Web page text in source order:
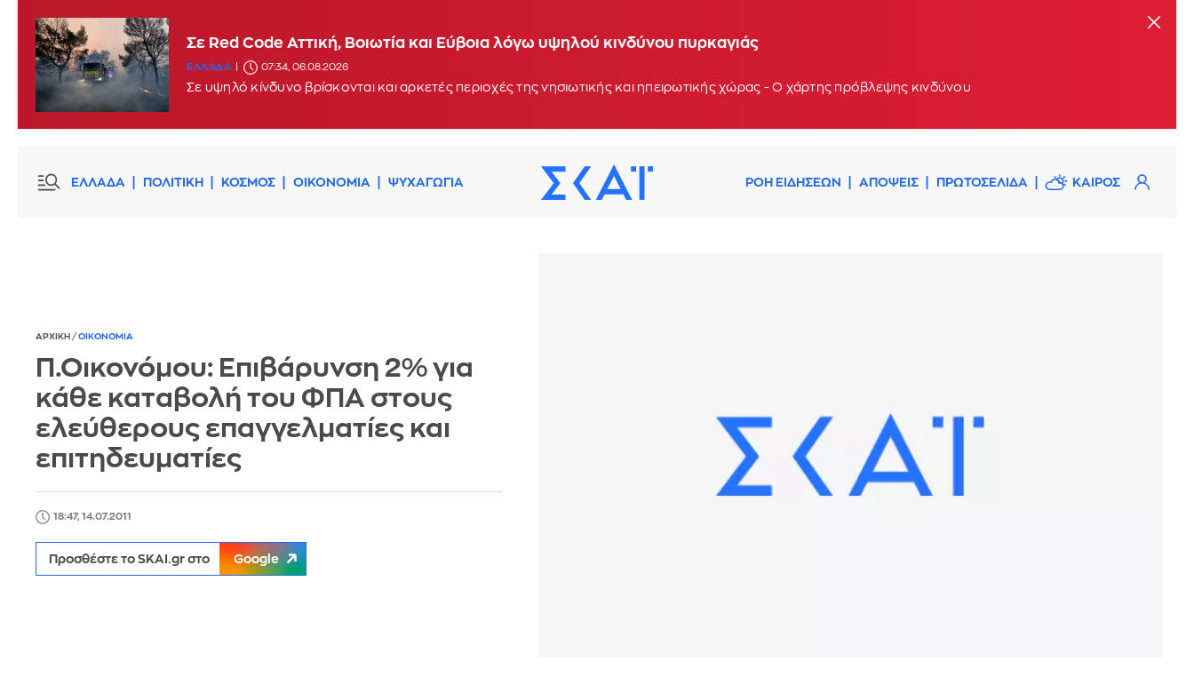
Σε Red Code Αττική, Βοιωτία και Εύβοια λόγω υψηλού κινδύνου πυρκαγιάς
ΕΛΛΑΔΑ 07:34, 06.08.2026
Σε υψηλό κίνδυνο βρίσκονται και αρκετές περιοχές της νησιωτικής και ηπειρωτικής χώρας - Ο χάρτης πρόβλεψης κινδύνου
ΕΛΛΑΔΑ ΠΟΛΙΤΙΚΗ ΚΟΣΜΟΣ ΟΙΚΟΝΟΜΙΑ ΨΥΧΑΓΩΓΙΑ ΡΟΗ ΕΙΔΗΣΕΩΝ ΑΠΟΨΕΙΣ ΠΡΩΤΟΣΕΛΙΔΑ ΚΑΙΡΟΣ
ΑΡΧΙΚΗ / ΟΙΚΟΝΟΜΙΑ
Π.Οικονόμου: Επιβάρυνση 2% για
κάθε καταβολή του ΦΠΑ στους
ελεύθερους επαγγελματίες και
επιτηδευματίες
18:47, 14.07.2011
Προσθέστε το SKAI.gr στο Google